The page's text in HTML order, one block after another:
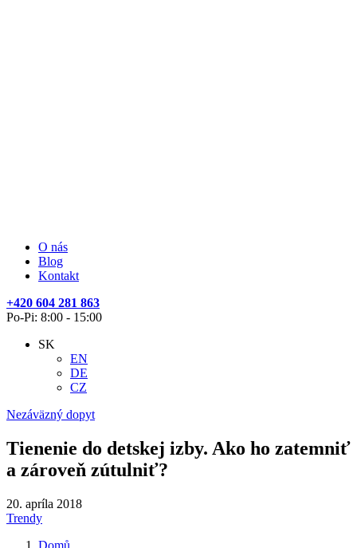
O nás
Blog
Kontakt
+420 604 281 863
Po-Pi: 8:00 - 15:00
SK
EN
DE
CZ
Nezáväzný dopyt
Tienenie do detskej izby. Ako ho zatemniť
a zároveň zútulniť?
20. apríla 2018
Trendy
Domů